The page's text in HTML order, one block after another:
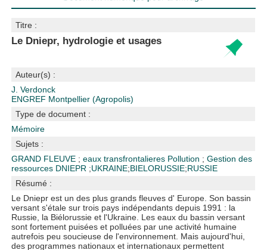
Titre :
Le Dniepr, hydrologie et usages
Auteur(s) :
J. Verdonck
ENGREF Montpellier (Agropolis)
Type de document :
Mémoire
Sujets :
GRAND FLEUVE ;eaux transfrontalieres Pollution ;Gestion des
ressources DNIEPR ;UKRAINE;BIELORUSSIE;RUSSIE
Résumé :
Le Dniepr est un des plus grands fleuves d' Europe. Son bassin
versant s'étale sur trois pays indépendants depuis 1991 : la
Russie, la Biélorussie et l'Ukraine. Les eaux du bassin versant
sont fortement puisées et polluées par une activité humaine
autrefois peu soucieuse de l'environnement. Mais aujourd'hui,
des programmes nationaux et internationaux permettent